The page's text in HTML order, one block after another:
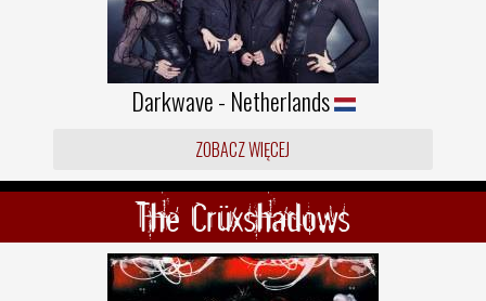
Darkwave - Netherlands
ZOBACZ WIĘCEJ
The Crüxshadows